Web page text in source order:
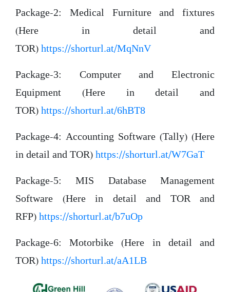
Package-2: Medical Furniture and fixtures
(Here in detail and
TOR) https://shorturl.at/MqNnV
Package-3: Computer and Electronic
Equipment (Here in detail and
TOR) https://shorturl.at/6hBT8
Package-4: Accounting Software (Tally) (Here
in detail and TOR) https://shorturl.at/W7GaT
Package-5: MIS Database Management
Software (Here in detail and TOR and
RFP) https://shorturl.at/b7uOp
Package-6: Motorbike (Here in detail and
TOR) https://shorturl.at/aA1LB